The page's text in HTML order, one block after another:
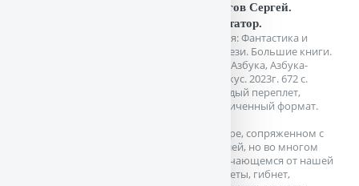
Снегов Сергей.
Диктатор.
Серия: Фантастика и
фэнтези. Большие книги.
СПб. Азбука, Азбука-
Аттикус. 2023г. 672 с.
Твердый переплет,
Увеличенный формат.
В мире, сопряженном с
Землей, но во многом
отличающемся от нашей
планеты, гибнет,